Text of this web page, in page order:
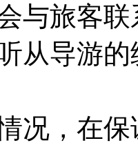
与旅客
从导游
况，在